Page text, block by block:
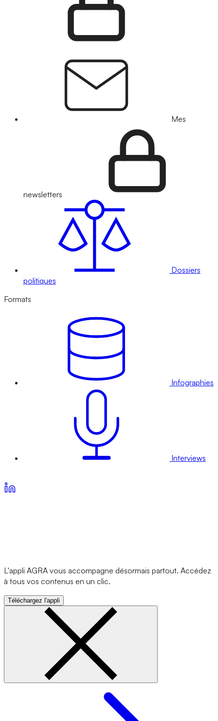
Mes
newsletters
Dossiers
politiques
Formats
Infographies
Interviews
L'appli AGRA vous accompagne désormais partout. Accédez
à tous vos contenus en un clic.
Téléchargez l'appli